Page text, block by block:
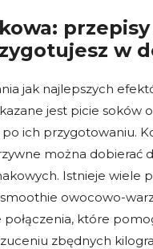
w
jak najlepszych
jest picie soków
ich przygotowaniu.
można dobierać
Istnieje wiele
owocowo-
połączenia, które
zbędnych